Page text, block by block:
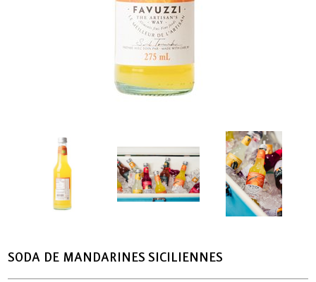
SODA DE MANDARINES SICILIENNES